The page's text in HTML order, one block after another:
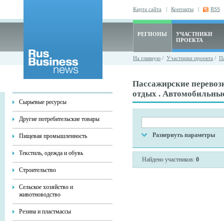
Карта сайта | Контакты | RSS
РЕГИОНЫ
УЧАСТНИКИ
ПРОЕКТА
На главную / Участники проекта /
Сырьевые ресурсы
Другие потребительские товары
Пищевая промышленность
Текстиль, одежда и обувь
Строительство
Сельское хозяйство и
животноводство
Резина и пластмассы
Пассажирские
отдых .
Развернуть параметры
Найдено участников: 0